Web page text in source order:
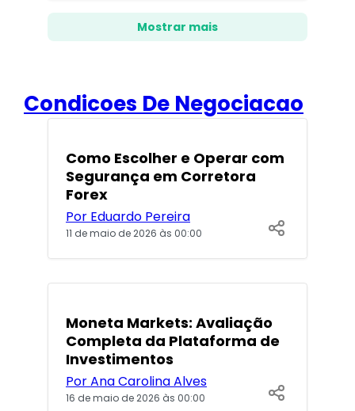
Mostrar mais
Condicoes De Negociacao
POPULARES
Como Escolher e Operar com
Segurança em Corretora
Forex
Por Eduardo Pereira
11 de maio de 2026 às 00:00
POPULARES
Moneta Markets: Avaliação
Completa da Plataforma de
Investimentos
Por Ana Carolina Alves
16 de maio de 2026 às 00:00